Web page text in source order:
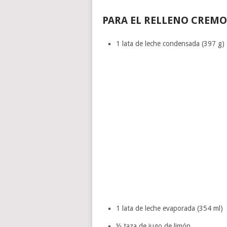
PARA EL RELLENO
1 lata de leche condensada (397 g)
1 lata de leche evaporada (354 ml)